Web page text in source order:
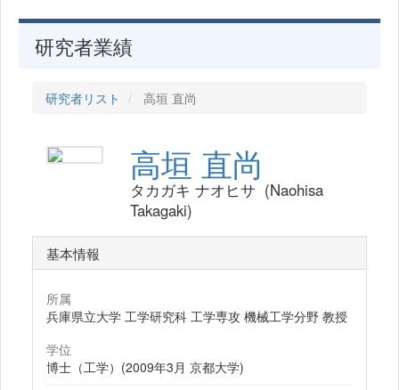
研究者業績
研究者リスト 高垣 直尚
高垣 直尚
タカガキ ナオヒサ (Naohisa
Takagaki)
基本情報
所属
兵庫県立大学 工学研究科 工学専攻 機械工学分野 教授
学位
博士（工学）(2009年3月 京都大学)